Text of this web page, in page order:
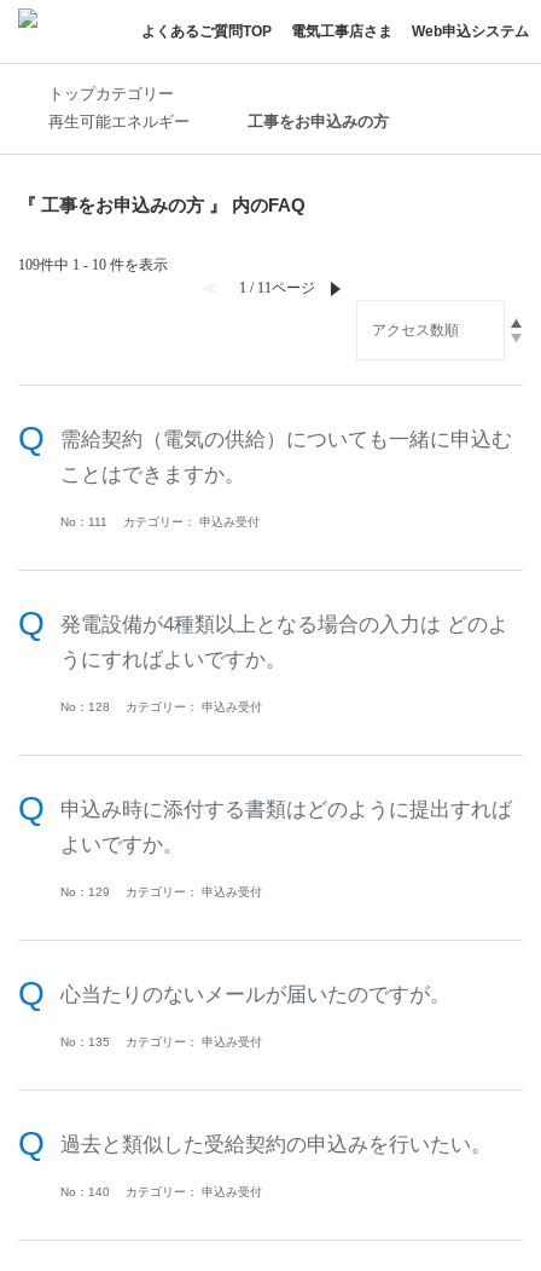
よくあるご質問TOP 電気工事店さま Web申込システム
トップカテゴリー
再生可能エネルギー
工事をお申込みの方
『 工事をお申込みの方 』 内のFAQ
109件中 1 - 10 件を表示
≪
1 / 11ページ ≫
需給契約（電気の供給）についても一緒に申込む
ことはできますか。
No：111 カテゴリー： 申込み受付
発電設備が4種類以上となる場合の入力は どのよ
うにすればよいですか。
No：128 カテゴリー： 申込み受付
申込み時に添付する書類はどのように提出すれば
よいですか。
No：129 カテゴリー： 申込み受付
心当たりのないメールが届いたのですが。
No：135 カテゴリー： 申込み受付
過去と類似した受給契約の申込みを行いたい。
No：140 カテゴリー： 申込み受付